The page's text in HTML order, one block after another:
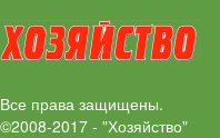
Все права защищены.
©2008-2017 - "Хозяйство"